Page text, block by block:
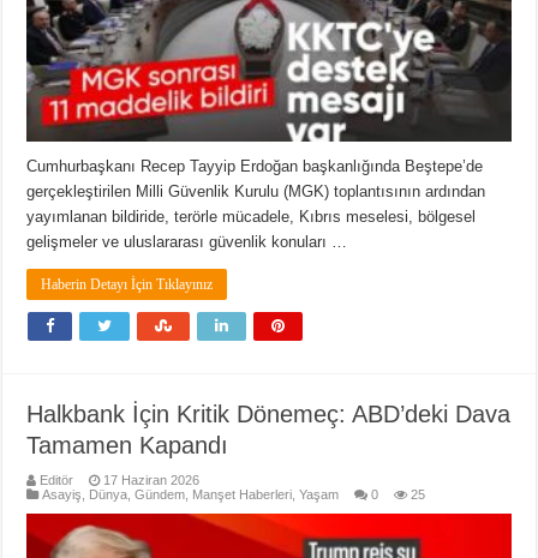
Cumhurbaşkanı Recep Tayyip Erdoğan başkanlığında Beştepe’de
gerçekleştirilen Milli Güvenlik Kurulu (MGK) toplantısının ardından
yayımlanan bildiride, terörle mücadele, Kıbrıs meselesi, bölgesel
gelişmeler ve uluslararası güvenlik konuları …
Haberin Detayı İçin Tıklayınız
Halkbank İçin Kritik Dönemeç: ABD’deki Dava
Tamamen Kapandı
Editör
17 Haziran 2026
Asayiş
Dünya ,Gündem Manşet Haberleri ,Yaşam 0 25